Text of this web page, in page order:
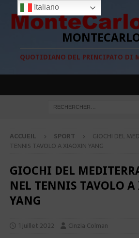
QUOTIDIANO DEL PRINCIPATO DI
ACCUEIL SPORT
GIOCHI DEL
TENNIS TAVOLO A XIAOXIN YANG
GIOCHI DEL
NEL TENNIS TAVOLO
YANG
1 juillet 2022 Cinzia Colman
Italiano